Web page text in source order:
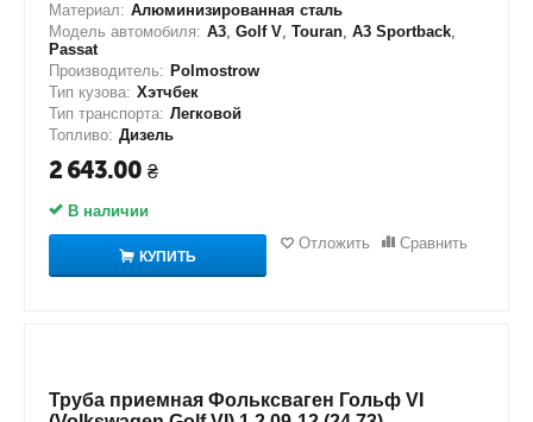
Материал: Алюминизированная сталь
Модель автомобиля: A3, Golf V, Touran, A3 Sportback,
Passat
Производитель: Polmostrow
Тип кузова: Хэтчбек
Тип транспорта: Легковой
Топливо: Дизель
2 643.00 ₴
В наличии
КУПИТЬ
Отложить Сравнить
Труба приемная Фольксваген Гольф VI